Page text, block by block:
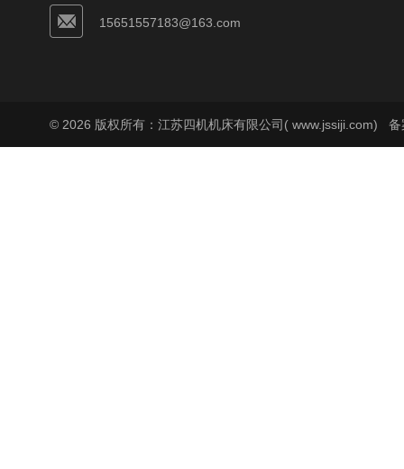
15651557183@163.com
© 2026 版权所有：江苏四机机床有限公司( www.jssiji.com) 备